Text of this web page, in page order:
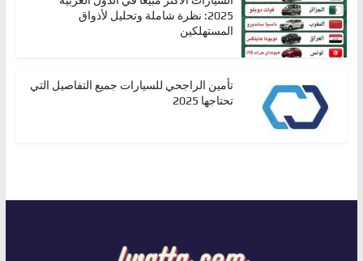
2025: نظرة شاملة وتحليل لأذواق
المستهلكين
تأمين الراجحي للسيارات جميع التفاصيل التي
تحتاجها 2025